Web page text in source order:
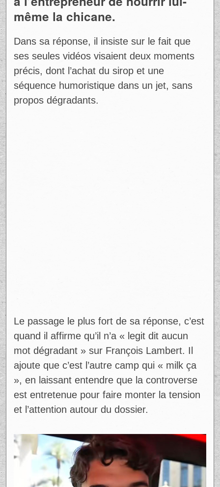
à l’entrepreneur de nourrir lui-
même la chicane.
Dans sa réponse, il insiste sur le fait que
ses seules vidéos visaient deux moments
précis, dont l’achat du sirop et une
séquence humoristique dans un jet, sans
propos dégradants.
Le passage le plus fort de sa réponse, c’est
quand il affirme qu’il n’a « legit dit aucun
mot dégradant » sur François Lambert. Il
ajoute que c’est l’autre camp qui « milk ça
», en laissant entendre que la controverse
est entretenue pour faire monter la tension
et l’attention autour du dossier.